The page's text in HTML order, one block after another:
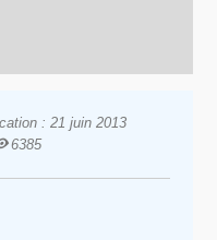
: 21 juin 2013
6385